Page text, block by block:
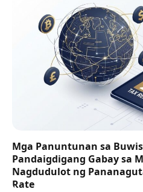
Mga Panuntunan sa
Pandaigdigang Gabay sa
Nagdudulot ng
Rate